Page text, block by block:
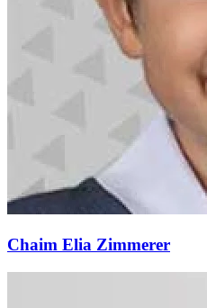
Chaim Elia Zimmerer